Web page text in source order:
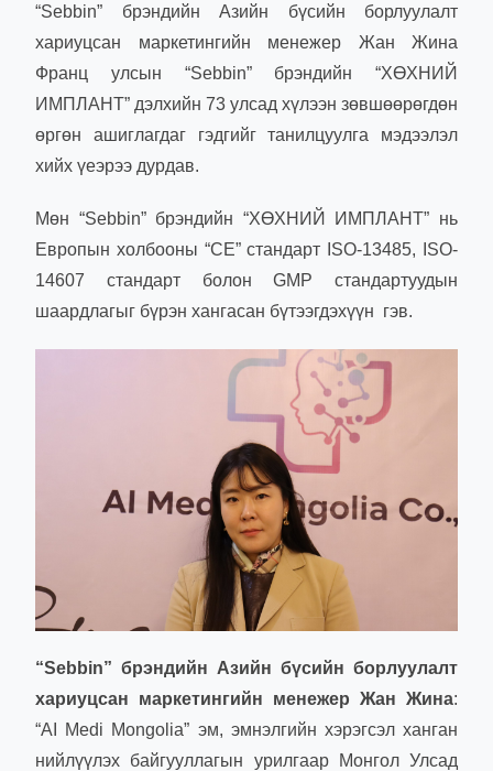
“Sebbin” брэндийн Азийн бүсийн борлуулалт
хариуцсан маркетингийн менежер Жан Жина
Франц улсын “Sebbin” брэндийн “ХӨХНИЙ
ИМПЛАНТ” дэлхийн 73 улсад хүлээн зөвшөөрөгдөн
өргөн ашиглагдаг гэдгийг танилцуулга мэдээлэл
хийх үеэрээ дурдав.
Мөн “Sebbin” брэндийн “ХӨХНИЙ ИМПЛАНТ” нь
Европын холбооны “СЕ” стандарт ISO-13485, ISO-
14607 стандарт болон GMP стандартуудын
шаардлагыг бүрэн хангасан бүтээгдэхүүн гэв.
“Sebbin” брэндийн Азийн бүсийн борлуулалт
хариуцсан маркетингийн менежер Жан Жина:
“AI Medi Mongolia” эм, эмнэлгийн хэрэгсэл ханган
нийлүүлэх байгууллагын урилгаар Монгол Улсад